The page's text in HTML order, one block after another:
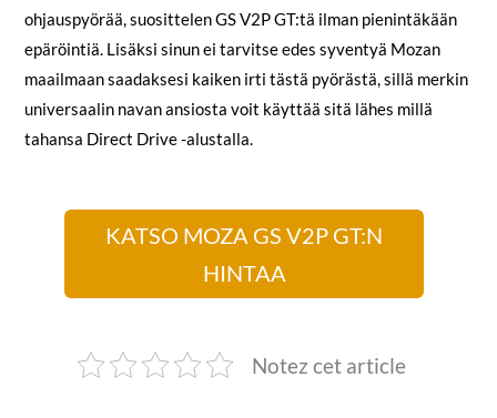
ohjauspyörää, suosittelen GS V2P GT:tä ilman pienintäkään
epäröintiä. Lisäksi sinun ei tarvitse edes syventyä Mozan
maailmaan saadaksesi kaiken irti tästä pyörästä, sillä merkin
universaalin navan ansiosta voit käyttää sitä lähes millä
tahansa Direct Drive -alustalla.
KATSO MOZA GS V2P GT:N
HINTAA
Notez cet article